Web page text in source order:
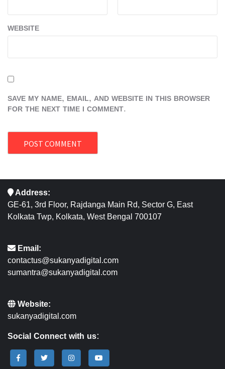
WEBSITE
SAVE MY NAME, EMAIL, AND WEBSITE IN THIS BROWSER
FOR THE NEXT TIME I COMMENT.
Address:
GE-61, 3rd Floor, Rajdanga Main Rd, Sector G, East
Kolkata Twp, Kolkata, West Bengal 700107
Email:
contactus@sukanyadigital.com
sumantra@sukanyadigital.com
Website:
sukanyadigital.com
Social Connect with us: